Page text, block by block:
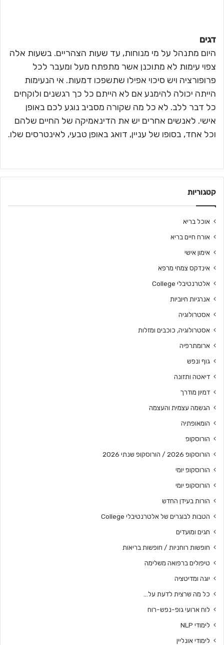
דגים
היום מתנהל על מי מנוחות, עד שעות הצהריים. בשעות אלה
צפוי עימות לא מתוכנן אשר מתפתח מעל ומעבר לכל
פרופורציה ויש סיכוי אפילו שתשפכו דמעות. אי הנעימות
הייתה יכולה להימנע אם לא הייתם כל כך רגשנים ולוקחים
כל דבר ללב. לא כל מה שקורה מסביב נוגע לכם באופן
אישי. לאנשים אחרים יש את הדינאמיקה של החיים שלהם
וכל אחד, בסופו של עניין, דואג באופן טבעי, לאינטרסים שלו.
קטגוריות
אוכל בריא
אורח חיים בריא
אימון אישי
אינדקס צמחי מרפא
אלטרנטיבלי College
אנרגיות חיוביות
אסטרולוגיה
אסטרולוגיה, כוכבים ומזלות
ארומתרפיה
גוף ונפש
דיאטה ותזונה
דמיון מודרך
הגשמה עצמית והעצמה
הומאופתיה
הורוסקופ
הורוסקופ 2026 / הורוסקופ שנתי 2026
הורוסקופ יומי
הורוסקופ יומי
הורות בעידן החדש
הטבות לבוגרים של אלטרנטיבלי College
חגים ומועדים
חופשות רוחניות / חופשות בריאות
טיפולים ברפואה משלימה
יוגה ומדיטציה
כל מה שרצית לדעת על…
לוח ארועי גופ-נפש-רוח
לימודי NLP
לימודי אונליין